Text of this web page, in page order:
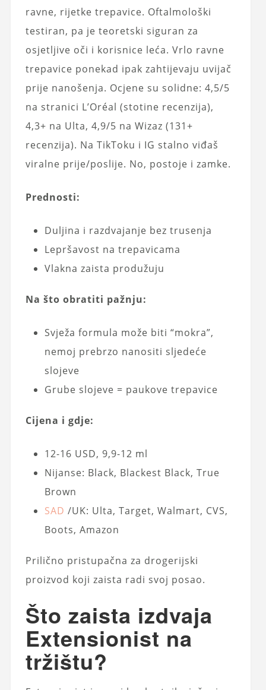
ravne, rijetke trepavice. Oftalmološki
testiran, pa je teoretski siguran za
osjetljive oči i korisnice leća. Vrlo ravne
trepavice ponekad ipak zahtijevaju uvijač
prije nanošenja. Ocjene su solidne: 4,5/5
na stranici L’Oréal (stotine recenzija),
4,3+ na Ulta, 4,9/5 na Wizaz (131+
recenzija). Na TikToku i IG stalno viđaš
viralne prije/poslije. No, postoje i zamke.
Prednosti:
Duljina i razdvajanje bez trusenja
Lepršavost na trepavicama
Vlakna zaista produžuju
Na što obratiti pažnju:
Svježa formula može biti “mokra”,
nemoj prebrzo nanositi sljedeće
slojeve
Grube slojeve = paukove trepavice
Cijena i gdje:
12-16 USD, 9,9-12 ml
Nijanse: Black, Blackest Black, True
Brown
SAD /UK: Ulta, Target, Walmart, CVS,
Boots, Amazon
Prilično pristupačna za drogerijski
proizvod koji zaista radi svoj posao.
Što zaista izdvaja
Extensionist na
tržištu?